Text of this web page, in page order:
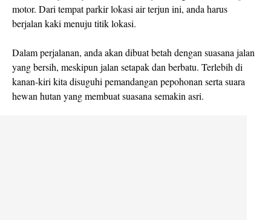
motor. Dari tempat parkir lokasi air terjun ini, anda harus
berjalan kaki menuju titik lokasi.
Dalam perjalanan, anda akan dibuat betah dengan suasana jalan
yang bersih, meskipun jalan setapak dan berbatu. Terlebih di
kanan-kiri kita disuguhi pemandangan pepohonan serta suara
hewan hutan yang membuat suasana semakin asri.